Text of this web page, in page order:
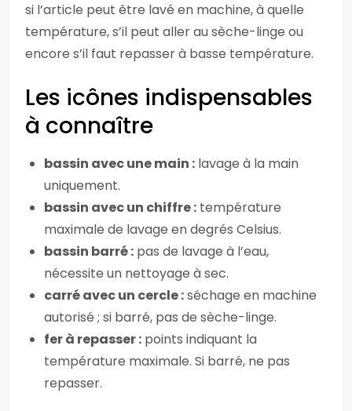
si l’article peut être lavé en machine, à quelle
température, s’il peut aller au sèche-linge ou
encore s’il faut repasser à basse température.
Les icônes indispensables
à connaître
bassin avec une main : lavage à la main
uniquement.
bassin avec un chiffre : température
maximale de lavage en degrés Celsius.
bassin barré : pas de lavage à l’eau,
nécessite un nettoyage à sec.
carré avec un cercle :séchage en machine
autorisé ; si barré, pas de sèche-linge.
fer à repasser : points indiquant la
température maximale. Si barré, ne pas
repasser.